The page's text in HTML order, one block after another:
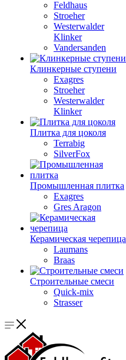
Feldhaus
Stroeher
Westerwalder
Klinker
Vandersanden
Клинкерные ступени
Exagres
Stroeher
Westerwalder
Klinker
Плитка для цоколя
Terrabig
SilverFox
Промышленная плитка
Exagres
Gres Aragon
Керамическая черепица
Laumans
Braas
Строительные смеси
Quick-mix
Strasser